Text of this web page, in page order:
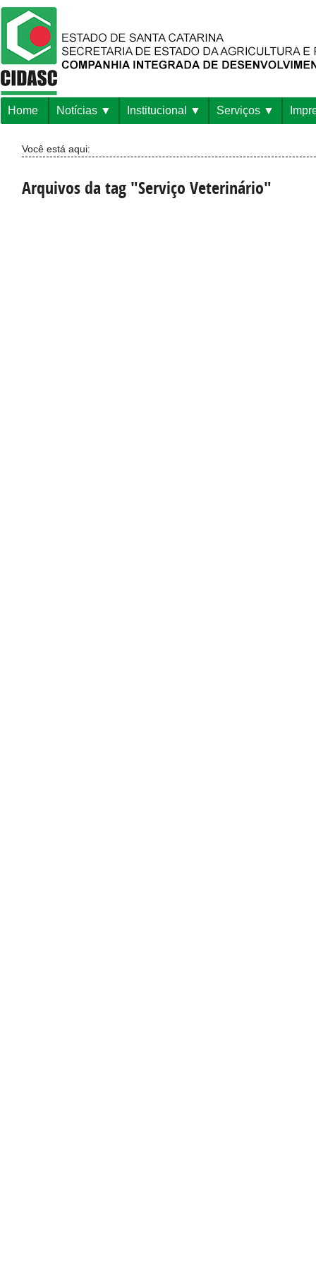
Home Notícias Institucional Serviços
Você está aqui:
Arquivos da tag "Serviço Veterinário"